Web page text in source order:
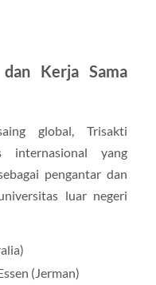
Kerja Sama
global, Trisakti
internasional yang
pengantar dan
luar negeri
(Jerman)